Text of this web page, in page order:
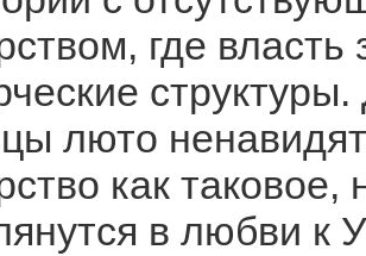
где власть
структуры.
люто ненавидят
как таковое,
в любви к